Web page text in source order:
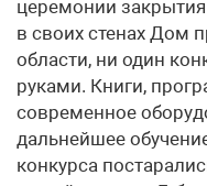
церемонии
в своих стенах Дом
области, ни один
руками. Книги,
современное
дальнейшее
конкурса